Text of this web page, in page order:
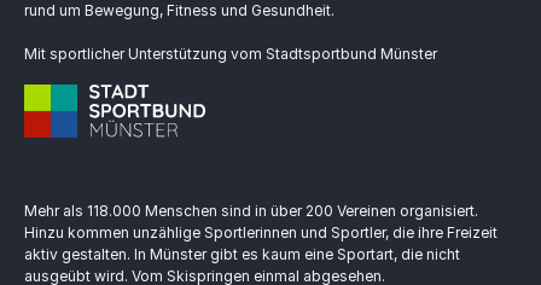
rund um Bewegung, Fitness und Gesundheit.
Mit sportlicher Unterstützung vom Stadtsportbund Münster
Mehr als 118.000 Menschen sind in über 200 Vereinen organisiert.
Hinzu kommen unzählige Sportlerinnen und Sportler, die ihre Freizeit
aktiv gestalten. In Münster gibt es kaum eine Sportart, die nicht
ausgeübt wird. Vom Skispringen einmal abgesehen.